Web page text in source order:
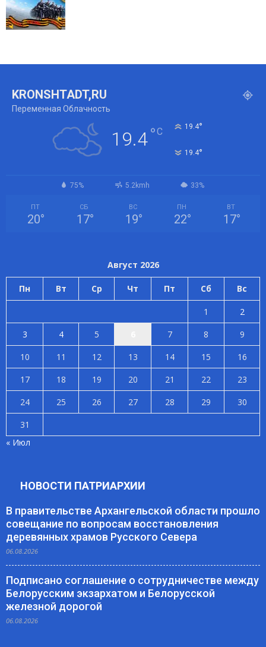
KRONSHTADT,RU
Переменная Облачность
19.4°C 19.4°
19.4°
75% 5.2kmh 33%
ПТ
20°
СБ
17°
ВС
19°
ПН
22°
ВТ
17°
Август 2026
Пн Вт Ср Чт Пт Сб Вс
1
2
3
4 5 7 8
9
10
11 12 13 14 15
16
17
18 19 20 21 22
23
24
25 26 27 28 29
30
31
« Июл
НОВОСТИ ПАТРИАРХИИ
В правительстве Архангельской области прошло
совещание по вопросам восстановления
деревянных храмов Русского Севера
06.08.2026
Подписано соглашение о сотрудничестве между
Белорусским экзархатом и Белорусской
железной дорогой
06.08.2026